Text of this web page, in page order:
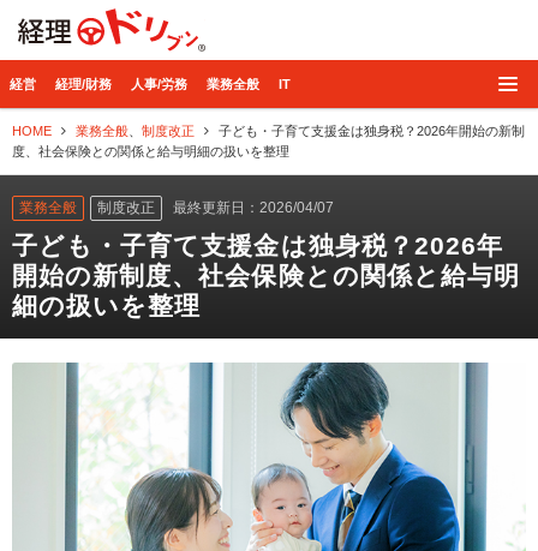
経営 経理/財務 人事/労務 業務全般 IT
HOME 業務全般 制度改正
子ども・子育て支援金は独身税？2026年開始の新制
度、社会保険との関係と給与明細の扱いを整理
業務全般 制度改正 最終更新日：2026/04/07
子ども・子育て支援金は独身税？2026年
開始の新制度、社会保険との関係と給与明
細の扱いを整理